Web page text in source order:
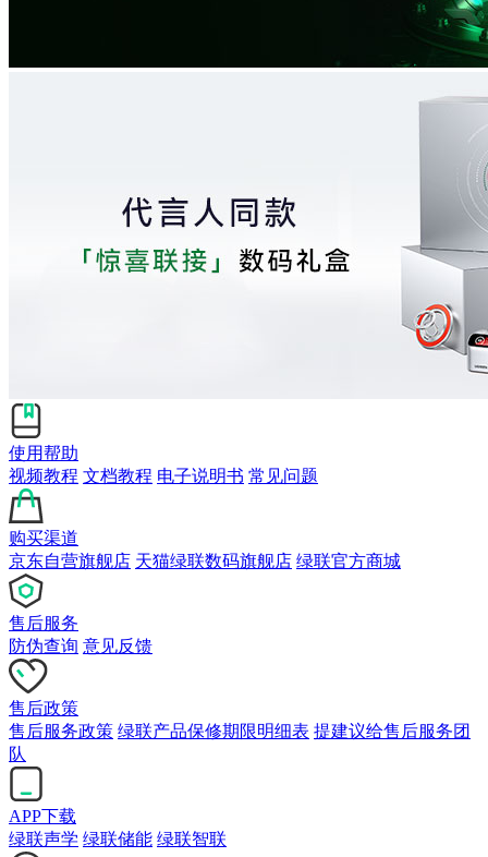
使用帮助
视频教程 文档教程 电子说明书 常见问题
购买渠道
京东自营旗舰店 天猫绿联数码旗舰店 绿联官方商城
售后服务
防伪查询 意见反馈
售后政策
售后服务政策 绿联产品保修期限明细表 提建议给售后服务团
队
APP下载
绿联声学 绿联储能 绿联智联